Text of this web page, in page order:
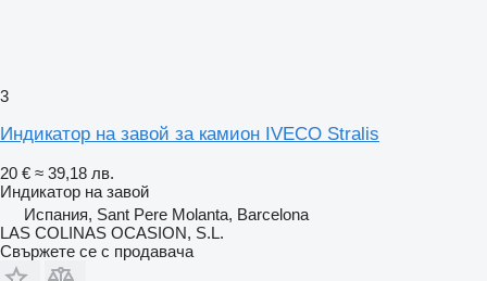
3
Индикатор на завой за камион IVECO Stralis
20 € ≈ 39,18 лв.
Индикатор на завой
Испания, Sant Pere Molanta, Barcelona
LAS COLINAS OCASION, S.L.
Свържете се с продавача